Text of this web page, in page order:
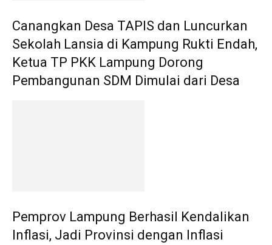
Canangkan Desa TAPIS dan Luncurkan
Sekolah Lansia di Kampung Rukti Endah,
Ketua TP PKK Lampung Dorong
Pembangunan SDM Dimulai dari Desa
Pemprov Lampung Berhasil Kendalikan
Inflasi, Jadi Provinsi dengan Inflasi